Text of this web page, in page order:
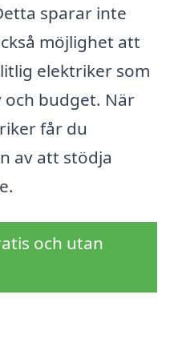
sparar inte
möjlighet att
elektriker som
och budget. När
får du
av att stödja
och utan